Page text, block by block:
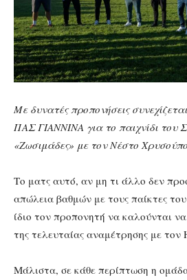
Με δυνατές προπονήσεις
ΠΑΣ ΓΙΑΝΝΙΝΑ για το παιχνίδι του
«Ζωσιμάδες» με τον Νέστο
Το ματς αυτό, αν μη τι άλλο δεν
απώλεια βαθμών με τους παίκτες
ίδιο τον προπονητή να καλούνται
της τελευταίας αναμέτρησης με
Μάλιστα, σε κάθε περίπτωση η